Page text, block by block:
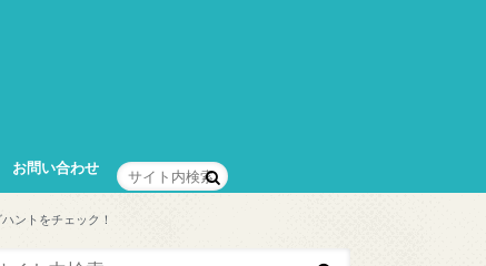
お問い合わせ
ントをチェック！